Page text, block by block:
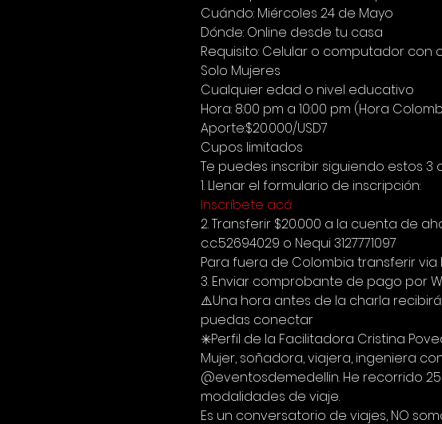
Cuándo: Miércoles 24 de Mayo
Dónde: Online desde tu casa
Requisito: Celular o computador con
Solo Mujeres
Cualquier edad o nivel educativo
Hora: 8:00 pm a 10:00 pm (Hora
Aporte:$20.000/USD7
Cupos limitados
Te puedes inscribir siguiendo estos 3
1. Llenar el formulario de inscripción:
Inscríbete acá
2. Transferir $20.000 a la cuenta de
c.c.52694029 o Nequi 3127771097
Para fuera de Colombia transferir via
3. Enviar comprobante de pago por
⚠️Una hora antes de la charla
puedas conectar
✳️Perfil de la Facilitadora Cristina
Mujer, soñadora, viajera, ingeniera
@eventosdemedellin. He recorrido
modalidades de viaje.
Es un conversatorio de viajes, NO